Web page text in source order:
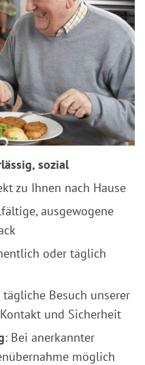
sozial
zu Ihnen nach Hause
ausgewogene
oder täglich
tägliche Besuch unserer
und Sicherheit
: Bei anerkannter
möglich